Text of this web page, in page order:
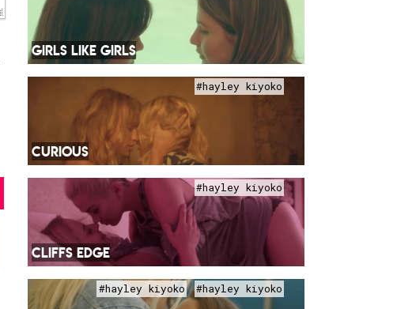
GIRLS LIKE GIRLS
#hayley kiyoko
CURIOUS
#hayley kiyoko
CLIFFS EDGE
#hayley kiyoko #hayley kiyoko